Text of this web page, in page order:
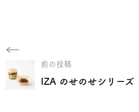
前の投稿